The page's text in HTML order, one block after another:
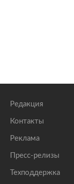
«МегаФон»
Редакция
Контакты
Реклама
Пресс-релизы
Техподдержка